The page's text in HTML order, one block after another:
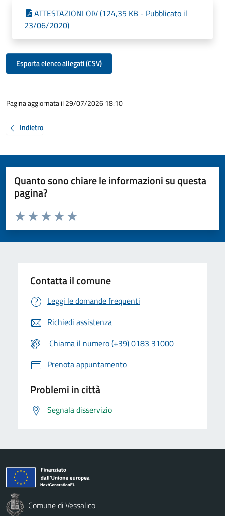
ATTESTAZIONI OIV (124,35 KB - Pubblicato il
23/06/2020)
Esporta elenco allegati (CSV)
Pagina aggiornata il 29/07/2026 18:10
Indietro
Quanto sono chiare le informazioni su questa
pagina?
Valuta da 1 a 5 stelle la pagina
Valuta 5 stelle su 5
Valuta 4 stelle su 5
Valuta 3 stelle su 5
Valuta 2 stelle su 5
Valuta 1 stelle su 5
Contatta il comune
Leggi le domande frequenti
Richiedi assistenza
Chiama il numero (+39) 0183 31000
Prenota appuntamento
Problemi in città
Segnala disservizio
Comune di Vessalico